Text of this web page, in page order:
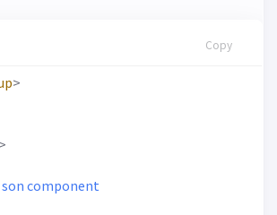
Copy
>
>
son component